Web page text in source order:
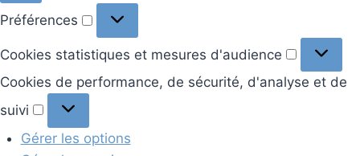
Préférences Préférences
Cookies statistiques et mesures d'audience
Cookies
et
Cookies de performance, de sécurité, d'analyse et de
suivi
Cookies
de
performance,
Gérer les options